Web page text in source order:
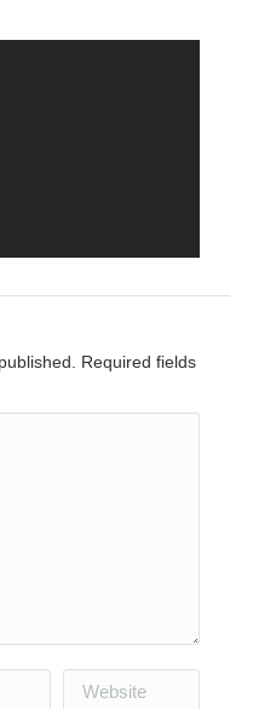
Required fields
Website